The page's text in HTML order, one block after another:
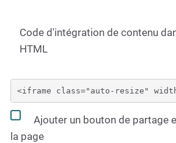
Code d'intégration de contenu
HTML
Ajouter un bouton de partage
la page